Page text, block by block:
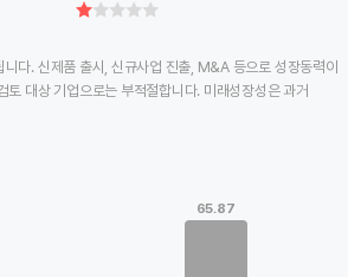
다. 신제품 출시, 신규사업 진출, M&A 등으로 성장동력이
대상 기업으로는 부적절합니다. 미래성장성은 과거
has 1 X axis displaying categories.
65.87